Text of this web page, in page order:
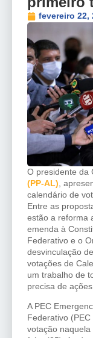
fevereiro 22,
O presidente da
(PP-AL) ,
calendário de
Entre as
estão a reforma
emenda à
Federativo e o
desvinculação
votações de
um trabalho de
precisa de
A PEC
Federativo
votação